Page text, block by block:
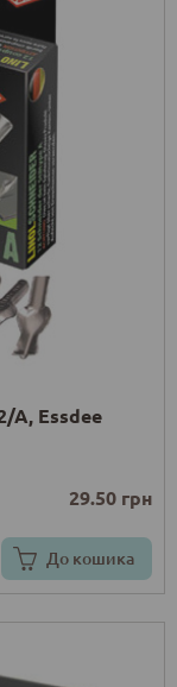
A, Essdee
29.50 грн
До кошика